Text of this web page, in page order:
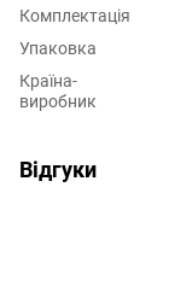
Комплектація
Упаковка
Країна-
виробник
Відгуки